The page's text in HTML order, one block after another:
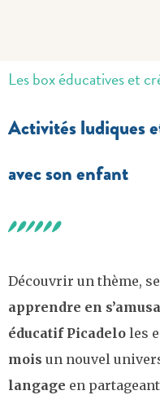
Les box éducatives et
Activités ludiques
avec son enfant
Découvrir un thème,
apprendre en
éducatif Picadelo les
mois un nouvel
langage en